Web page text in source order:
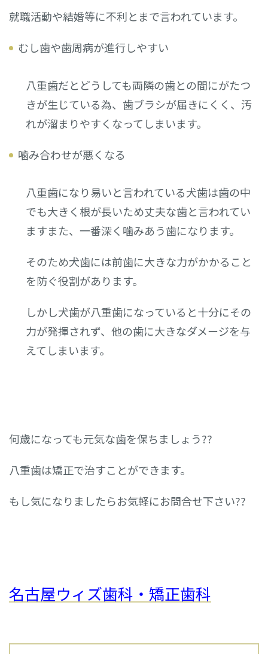
就職活動や結婚等に不利とまで言われています。
むし歯や歯周病が進行しやすい
八重歯だとどうしても両隣の歯との間にがたつ
きが生じている為、歯ブラシが届きにくく、汚
れが溜まりやすくなってしまいます。
噛み合わせが悪くなる
八重歯になり易いと言われている犬歯は歯の中
でも大きく根が長いため丈夫な歯と言われてい
ますまた、一番深く噛みあう歯になります。
そのため犬歯には前歯に大きな力がかかること
を防ぐ役割があります。
しかし犬歯が八重歯になっていると十分にその
力が発揮されず、他の歯に大きなダメージを与
えてしまいます。
何歳になっても元気な歯を保ちましょう??
八重歯は矯正で治すことができます。
もし気になりましたらお気軽にお問合せ下さい??
名古屋ウィズ歯科・矯正歯科